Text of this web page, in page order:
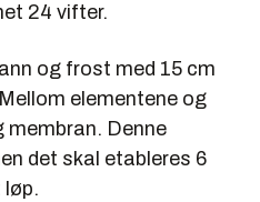
24 vifter.
og frost med 15 cm
elementene og
membran. Denne
det skal etableres 6
løp.